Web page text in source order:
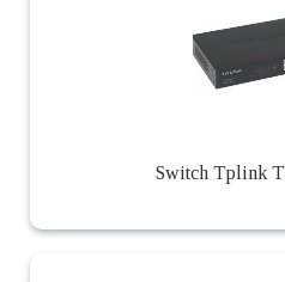
Switch Tplink